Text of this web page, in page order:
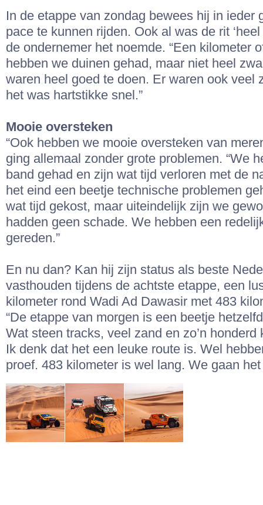
In de etappe van zondag bewees hij in ieder
pace te kunnen rijden. Ook al was de rit ‘heel
de ondernemer het noemde. “Een kilometer
hebben we duinen gehad, maar niet heel
waren heel goed te doen. Er waren ook veel
het was hartstikke snel.”
Mooie oversteken
“Ook hebben we mooie oversteken van
ging allemaal zonder grote problemen. “We
band gehad en zijn wat tijd verloren met de
het eind een beetje technische problemen
wat tijd gekost, maar uiteindelijk zijn we
hadden geen schade. We hebben een
gereden.”
En nu dan? Kan hij zijn status als beste
vasthouden tijdens de achtste etappe, een
kilometer rond Wadi Ad Dawasir met 483
“De etappe van morgen is een beetje
Wat steen tracks, veel zand en zo’n honderd
Ik denk dat het een leuke route is. Wel
proef. 483 kilometer is wel lang. We gaan het